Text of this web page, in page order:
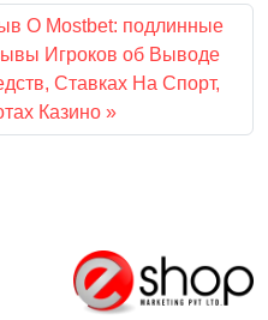
О Mostbet: подлинные
Игроков об Выводе
Ставках На Спорт,
Казино